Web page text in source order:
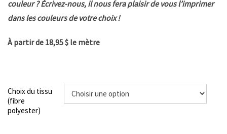
couleur ? Écrivez-nous, il nous fera plaisir de vous l’imprimer
dans les couleurs de votre choix !
À partir de 18,95 $ le mètre
Choix du tissu
(fibre
polyester)